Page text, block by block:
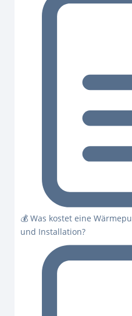
💰 Was kostet eine
und Installation?